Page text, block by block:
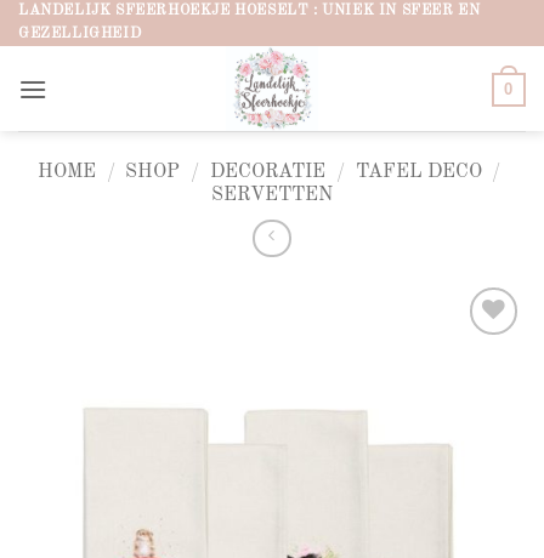
Ga
naar
LANDELIJK SFEERHOEKJE HOESELT : UNIEK IN SFEER EN
GEZELLIGHEID
0
HOME / SHOP / DECORATIE / TAFEL DECO
/
SERVETTEN